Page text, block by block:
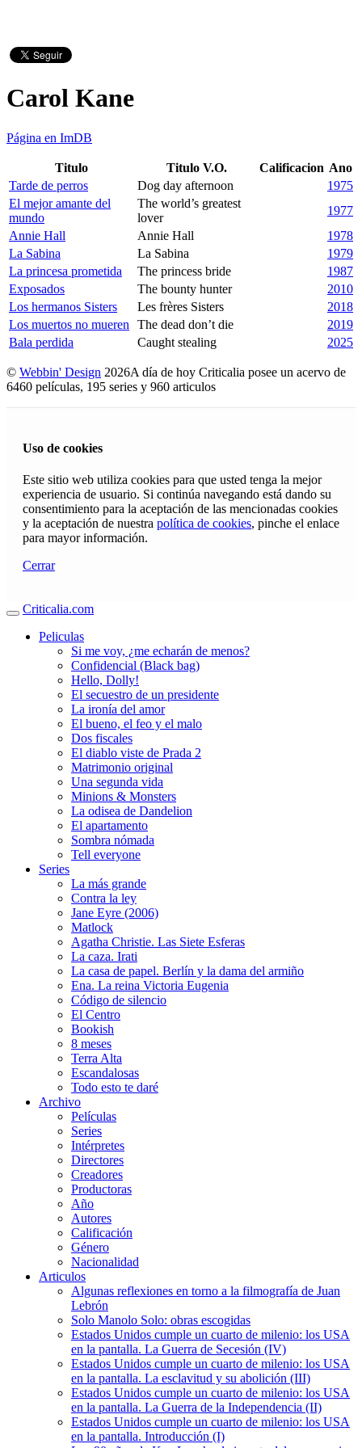
Carol Kane
Página en ImDB
Titulo Titulo V.O. Calificacion Ano
Tarde de perros
Dog day afternoon
1975
El mejor amante del
mundo
The world’s greatest
lover
1977
Annie Hall
Annie Hall
1978
La Sabina
La Sabina
1979
La princesa prometida
The princess bride
1987
Exposados
The bounty hunter
2010
Los hermanos Sisters
Les frères Sisters
2018
Los muertos no mueren
The dead don’t die
2019
Bala perdida
Caught stealing 2025
© Webbin' Design 2026A día de hoy Criticalia posee un acervo de
6460 películas, 195 series y 960 articulos
Uso de cookies
Este sitio web utiliza cookies para que usted tenga la mejor
experiencia de usuario. Si continúa navegando está dando su
consentimiento para la aceptación de las mencionadas cookies
y la aceptación de nuestra política de cookies, pinche el enlace
para mayor información.
Cerrar
Criticalia.com
Peliculas
Si me voy, ¿me echarán de menos?
Confidencial (Black bag)
Hello, Dolly!
El secuestro de un presidente
La ironía del amor
El bueno, el feo y el malo
Dos fiscales
El diablo viste de Prada 2
Matrimonio original
Una segunda vida
Minions & Monsters
La odisea de Dandelion
El apartamento
Sombra nómada
Tell everyone
Series
La más grande
Contra la ley
Jane Eyre (2006)
Matlock
Agatha Christie. Las Siete Esferas
La caza. Irati
La casa de papel. Berlín y la dama del armiño
Ena. La reina Victoria Eugenia
Código de silencio
El Centro
Bookish
8 meses
Terra Alta
Escandalosas
Todo esto te daré
Archivo
Películas
Series
Intérpretes
Directores
Creadores
Productoras
Año
Autores
Calificación
Género
Nacionalidad
Articulos
Algunas reflexiones en torno a la filmografía de Juan
Lebrón
Solo Manolo Solo: obras escogidas
Estados Unidos cumple un cuarto de milenio: los USA
en la pantalla. La Guerra de Secesión (IV)
Estados Unidos cumple un cuarto de milenio: los USA
en la pantalla. La esclavitud y su abolición (III)
Estados Unidos cumple un cuarto de milenio: los USA
en la pantalla. La Guerra de la Independencia (II)
Estados Unidos cumple un cuarto de milenio: los USA
en la pantalla. Introducción (I)